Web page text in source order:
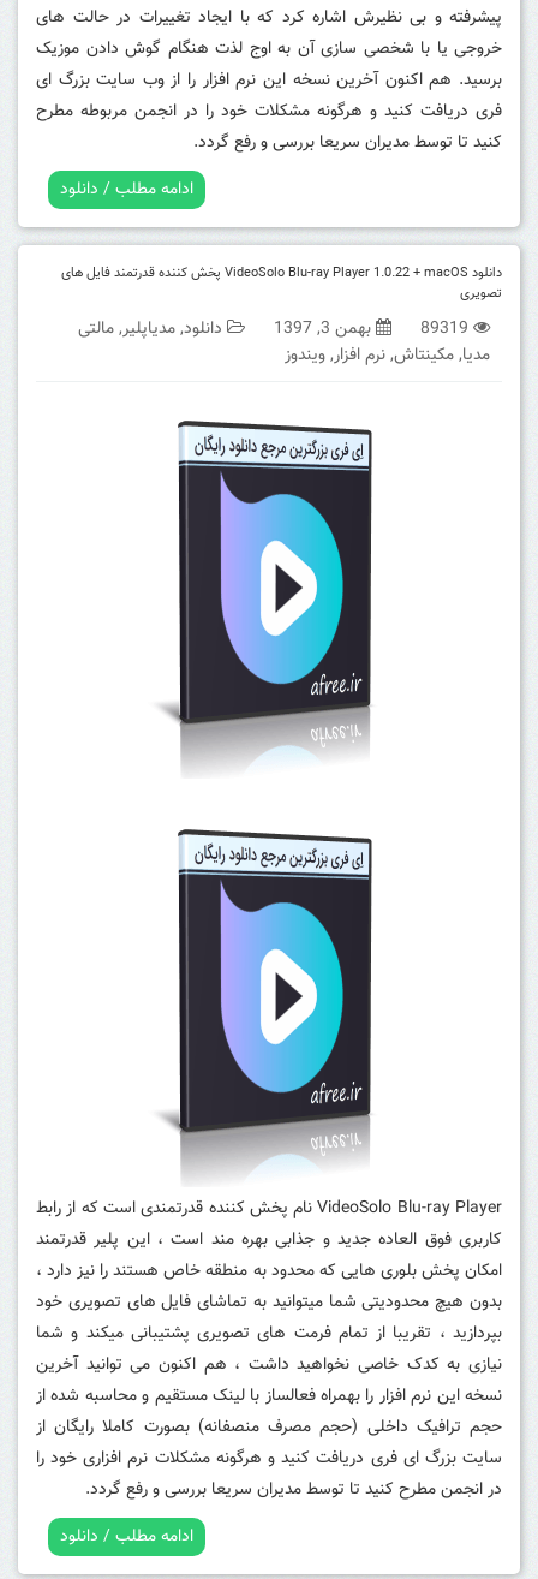
پیشرفته و بی نظیرش اشاره کرد که با ایجاد تغییرات در حالت های
خروجی یا با شخصی سازی آن به اوج لذت هنگام گوش دادن موزیک
برسید. هم اکنون آخرین نسخه این نرم افزار را از وب سایت بزرگ ای
فری دریافت کنید و هرگونه مشکلات خود را در انجمن مربوطه مطرح
کنید تا توسط مدیران سریعا بررسی و رفع گردد.
ادامه مطلب / دانلود
دانلود VideoSolo Blu-ray Player 1.0.22 + macOS پخش کننده قدرتمند فایل های
تصویری
89319 بهمن 3, 1397 دانلود,مدیاپلیر,مالتی
مدیا,مکینتاش,نرم افزار,ویندوز
VideoSolo Blu-ray Player نام پخش کننده قدرتمندی است که از رابط
کاربری فوق العاده جدید و جذابی بهره مند است ، این پلیر قدرتمند
امکان پخش بلوری هایی که محدود به منطقه خاص هستند را نیز دارد ،
بدون هیچ محدودیتی شما میتوانید به تماشای فایل های تصویری خود
بپردازید ، تقریبا از تمام فرمت های تصویری پشتیبانی میکند و شما
نیازی به کدک خاصی نخواهید داشت ، هم اکنون می توانید آخرین
نسخه این نرم افزار را بهمراه فعالساز با لینک مستقیم و محاسبه شده از
حجم ترافیک داخلی (حجم مصرف منصفانه) بصورت کاملا رایگان از
سایت بزرگ ای فری دریافت کنید و هرگونه مشکلات نرم افزاری خود را
در انجمن مطرح کنید تا توسط مدیران سریعا بررسی و رفع گردد.
ادامه مطلب / دانلود